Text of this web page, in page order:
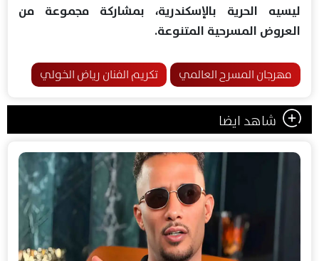
ليسيه الحرية بالإسكندرية، بمشاركة مجموعة من
العروض المسرحية المتنوعة.
مهرجان المسرح العالمي تكريم الفنان رياض الخولي
شاهد ايضا